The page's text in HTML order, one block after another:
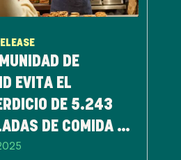
DE
EVITA EL
DE 5.243
DE COMIDA Y
DE MÁS DE